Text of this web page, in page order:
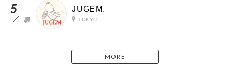
JUGEM.
TOKYO
MORE